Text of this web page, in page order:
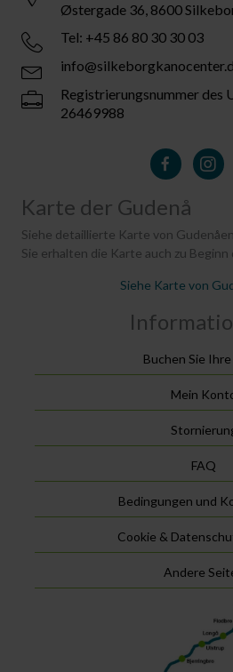
Østergade 36, 8600
Tel: +45 86 80 30 30 03
Registrierungsnummer des
26469988
Karte der Gudenå
Siehe detaillierte Karte von
Sie erhalten die Karte auch zu Beginn
Siehe Karte von
Buchen Sie Ihre
Mein
FAQ
Bedingungen und
Cookie &
Andere